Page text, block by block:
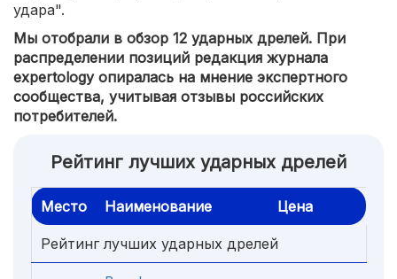
удара".
Мы отобрали в обзор 12 ударных дрелей. При
распределении позиций редакция журнала
expertology опиралась на мнение экспертного
сообщества, учитывая отзывы российских
потребителей.
Рейтинг лучших ударных дрелей
Место Наименование Цена
Рейтинг лучших ударных дрелей